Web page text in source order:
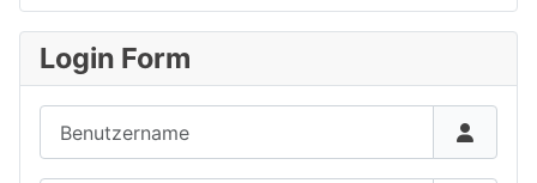
Login Form